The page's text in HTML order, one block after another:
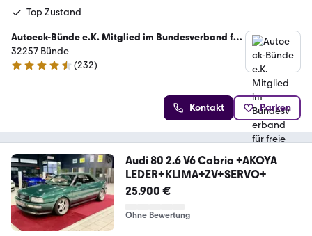
Top Zustand
Autoeck-Bünde e.K. Mitglied im Bundesverband für
freie KFZ Händler
32257 Bünde
4.5 Sterne
(232)
Kontakt Parken
Audi 80 2.6 V6 Cabrio +AKOYA
LEDER+KLIMA+ZV+SERVO+
25.900 €
Ohne Bewertung